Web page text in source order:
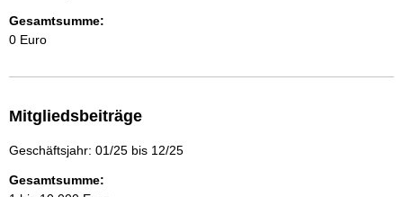
Gesamtsumme:
0 Euro
Mitgliedsbeiträge
Geschäftsjahr: 01/25 bis 12/25
Gesamtsumme: